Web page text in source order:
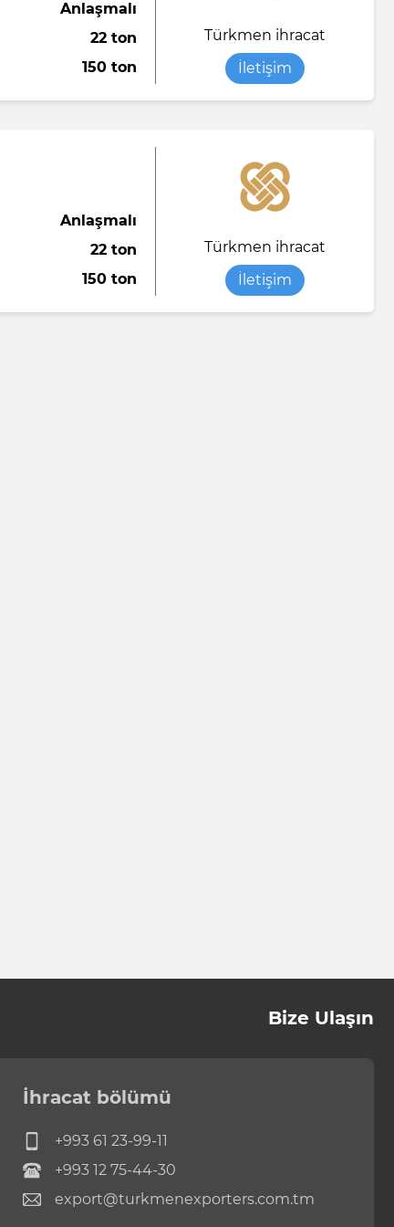
Anlaşmalı
22 ton
150 ton
Türkmen ihracat
İletişim
Anlaşmalı
22 ton
150 ton
Türkmen ihracat
İletişim
Bize Ulaşın
İhracat bölümü
+993 61 23-99-11
+993 12 75-44-30
export@turkmenexporters.com.tm